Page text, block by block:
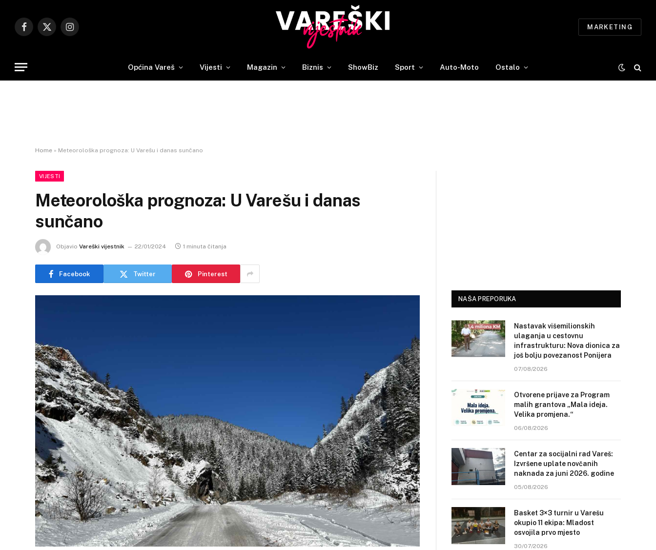
Facebook
X
Instagram
MARKETING
Općina Vareš Vijesti Magazin Biznis ShowBiz Sport Auto-Moto Ostalo
Home » Meteorološka prognoza: U Varešu i danas sunčano
VIJESTI
Meteorološka prognoza: U Varešu i danas
sunčano
Objavio Vareški vijestnik 22/01/2024 1 minuta čitanja
Facebook Twitter Pinterest
NAŠA PREPORUKA
Nastavak višemilionskih
ulaganja u cestovnu
infrastrukturu: Nova dionica za
još bolju povezanost Ponijera
07/08/2026
Otvorene prijave za Program
malih grantova „Mala ideja.
Velika promjena.“
06/08/2026
Centar za socijalni rad Vareš:
Izvršene uplate novčanih
naknada za juni 2026. godine
05/08/2026
Basket 3×3 turnir u Varešu
okupio 11 ekipa: Mladost
osvojila prvo mjesto
30/07/2026